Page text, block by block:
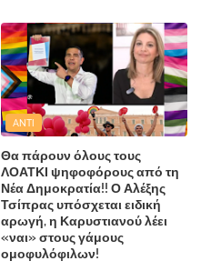
ANTI
Θα πάρουν όλους τους
ΛΟΑΤΚΙ ψηφοφόρους από τη
Νέα Δημοκρατία!! Ο Αλέξης
Τσίπρας υπόσχεται ειδική
αρωγή, η Καρυστιανού λέει
«ναι» στους γάμους
ομοφυλόφιλων!